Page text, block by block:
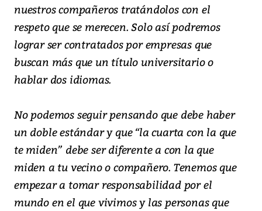
nuestros compañeros tratándolos con el
respeto que se merecen. Solo así podremos
lograr ser contratados por empresas que
buscan más que un título universitario o
hablar dos idiomas.
No podemos seguir pensando que debe haber
un doble estándar y que “la cuarta con la que
te miden” debe ser diferente a con la que
miden a tu vecino o compañero. Tenemos que
empezar a tomar responsabilidad por el
mundo en el que vivimos y las personas que